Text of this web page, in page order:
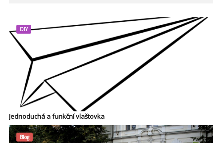
DIY
Jednoduchá a funkční vlaštovka
Blog